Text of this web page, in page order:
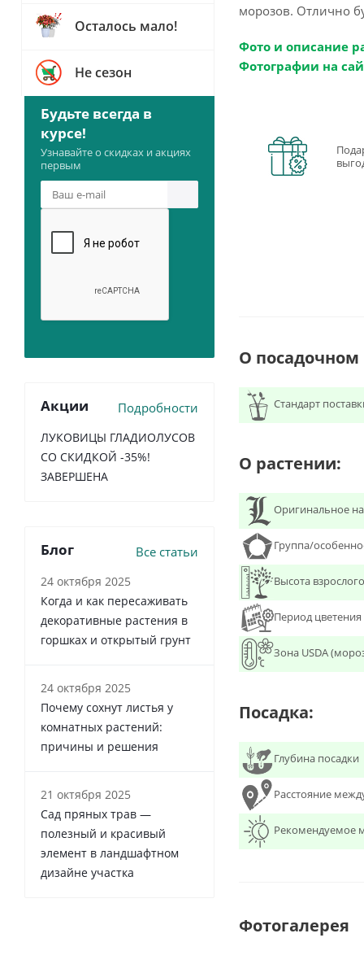
морозов. Отлично
Фото и описание
Фотографии на
О
Стандарт
О растении:
Оригинальное
Группа/
Высота
Период цветения
Зона USDA
Посадка:
Глубина посадки
Расстояние
Рекомендуемое
Фотогалерея
Осталось мало!
Не сезон
Будьте всегда в
курсе!
Узнавайте о скидках и акциях
первым
Акции Подробности
ЛУКОВИЦЫ ГЛАДИОЛУСОВ
СО СКИДКОЙ -35%!
ЗАВЕРШЕНА
Блог Все статьи
24 октября 2025
Когда и как пересаживать
декоративные растения в
горшках и открытый грунт
24 октября 2025
Почему сохнут листья у
комнатных растений:
причины и решения
21 октября 2025
Сад пряных трав —
полезный и красивый
элемент в ландшафтном
дизайне участка